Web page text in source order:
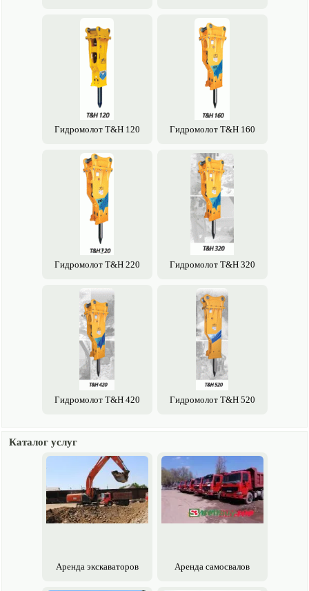
Гидромолот T&H 120 Гидромолот T&H 160
Гидромолот T&H 220 Гидромолот T&H 320
Гидромолот T&H 420 Гидромолот T&H 520
Каталог услуг
Аренда экскаваторов Аренда самосвалов